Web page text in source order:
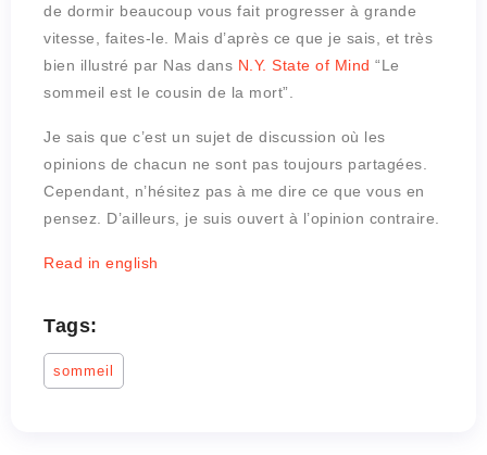
de dormir beaucoup vous fait progresser à grande
vitesse, faites-le. Mais d’après ce que je sais, et très
bien illustré par Nas dans N.Y. State of Mind “Le
sommeil est le cousin de la mort”.
Je sais que c’est un sujet de discussion où les
opinions de chacun ne sont pas toujours partagées.
Cependant, n’hésitez pas à me dire ce que vous en
pensez. D’ailleurs, je suis ouvert à l’opinion contraire.
Read in english
Tags:
sommeil